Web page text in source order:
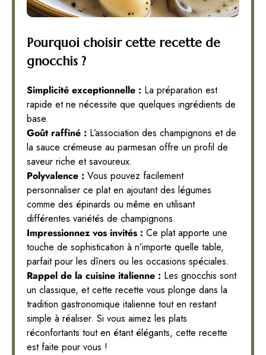
Pourquoi choisir cette recette de
gnocchis ?
Simplicité exceptionnelle : La préparation est
rapide et ne nécessite que quelques ingrédients de
base.
Goût raffiné : L’association des champignons et de
la sauce crémeuse au parmesan offre un profil de
saveur riche et savoureux.
Polyvalence : Vous pouvez facilement
personnaliser ce plat en ajoutant des légumes
comme des épinards ou même en utilisant
différentes variétés de champignons.
Impressionnez vos invités : Ce plat apporte une
touche de sophistication à n’importe quelle table,
parfait pour les dîners ou les occasions spéciales.
Rappel de la cuisine italienne : Les gnocchis sont
un classique, et cette recette vous plonge dans la
tradition gastronomique italienne tout en restant
simple à réaliser. Si vous aimez les plats
réconfortants tout en étant élégants, cette recette
est faite pour vous !